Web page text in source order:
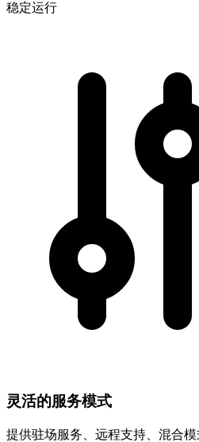
稳定运行
灵活的服务模式
提供驻场服务、远程支持、混合